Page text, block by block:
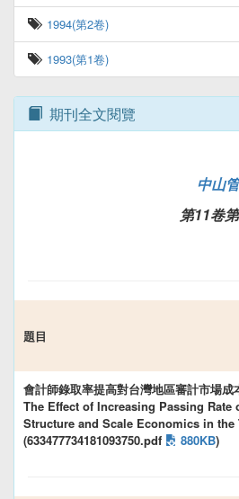
1994(第2卷)
1993(第1卷)
期刊全文閱覽
中山
第11卷
題目
會計師錄取率提高對台灣地區審計市場
The Effect of Increasing Passing Rate
Structure and Scale Economics in the
(633477734181093750.pdf
880KB)